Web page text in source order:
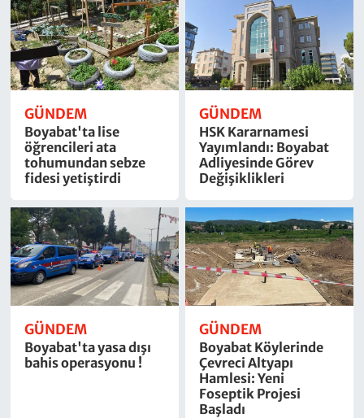
GÜNDEM
Boyabat'ta lise
öğrencileri ata
tohumundan sebze
fidesi yetiştirdi
GÜNDEM
HSK Kararnamesi
Yayımlandı: Boyabat
Adliyesinde Görev
Değişiklikleri
GÜNDEM
Boyabat'ta yasa dışı
bahis operasyonu !
GÜNDEM
Boyabat Köylerinde
Çevreci Altyapı
Hamlesi: Yeni
Foseptik Projesi
Başladı